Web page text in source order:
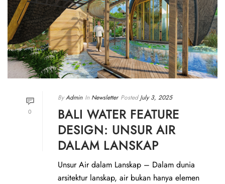
0
By Admin In Newsletter Posted July 3, 2025
BALI WATER FEATURE
DESIGN: UNSUR AIR
DALAM LANSKAP
Unsur Air dalam Lanskap – Dalam dunia
arsitektur lanskap, air bukan hanya elemen